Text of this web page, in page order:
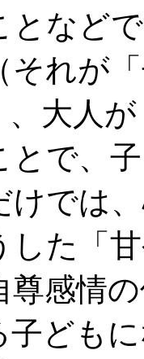
となど
それが
大人
とで、
けでは
した「
尊感情
子ども